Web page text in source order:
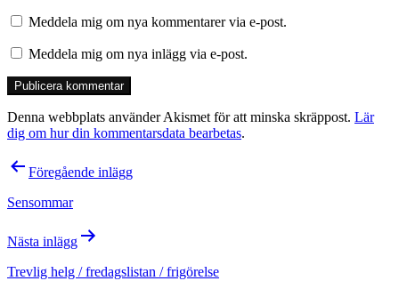
Meddela mig om nya kommentarer via e-post.
Meddela mig om nya inlägg via e-post.
Denna webbplats använder Akismet för att minska skräppost. Lär
dig om hur din kommentarsdata bearbetas.
Inläggsnavigering
Föregående inlägg
Sensommar
Nästa inlägg
Trevlig helg / fredagslistan / frigörelse